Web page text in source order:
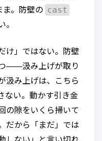
ま。防壁の cast
。
け」ではない。防壁
——汲み上げが取り
汲み上げは、こちら
ない。動かす引き金
の隙をいくら掃いて
だから「まだ」では